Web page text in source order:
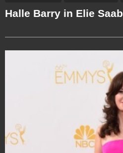
Halle Barry in Elie Saab